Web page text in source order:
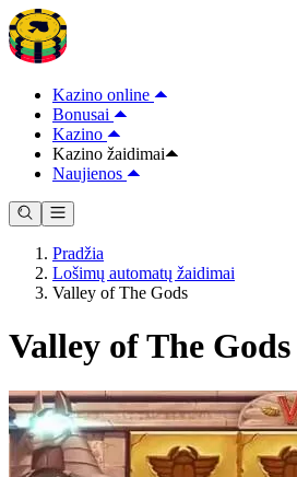
Kazino online
Bonusai
Kazino
Kazino žaidimai
Naujienos
Pradžia
Lošimų automatų žaidimai
Valley of The Gods
Valley of The